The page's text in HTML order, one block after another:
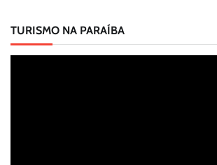
TURISMO NA PARAÍBA